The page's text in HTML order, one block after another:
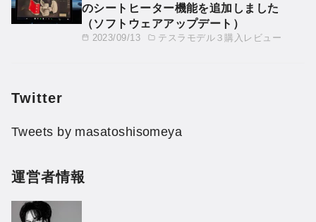
2023/09/13 テスラモデル３購入レビュー
のシートヒーター機能を追加しました
（ソフトウェアアップデート）
Twitter
Tweets by masatoshisomeya
運営者情報